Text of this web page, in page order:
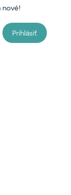
nové!
Prihlásiť